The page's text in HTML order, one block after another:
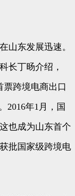
山东发展迅速。
长丁旸介绍，
票跨境电商出口
2016年1月，国
也成为山东首个
批国家级跨境电